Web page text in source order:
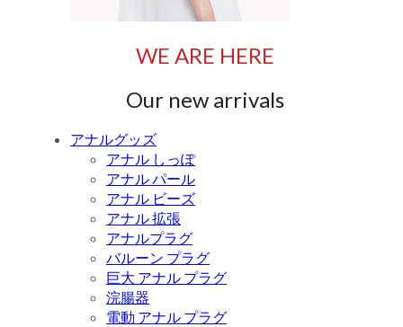
WE ARE HERE
Our new arrivals
アナルグッズ
アナル しっぽ
アナル パール
アナル ビーズ
アナル 拡張
アナルプラグ
バルーン プラグ
巨大 アナル プラグ
浣腸器
電動 アナル プラグ